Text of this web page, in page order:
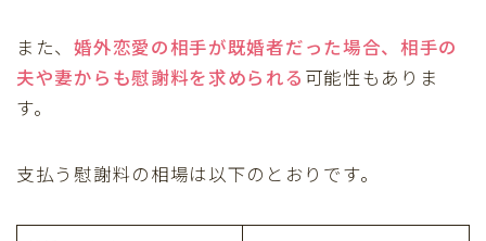
また、婚外恋愛の相手が既婚者だった場合、相手の
夫や妻からも慰謝料を求められる 可能性もありま
す。
支払う慰謝料の相場は以下のとおりです。